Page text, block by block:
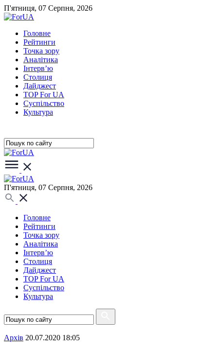
П'ятниця, 07 Серпня, 2026
Головне
Рейтинги
Точка зору
Аналітика
Інтерв’ю
Столиця
Дайджест
TOP For UA
Суспiльство
Культура
П'ятниця, 07 Серпня, 2026
Головне
Рейтинги
Точка зору
Аналітика
Інтерв’ю
Столиця
Дайджест
TOP For UA
Суспiльство
Культура
Архiв 20.07.2020 18:05